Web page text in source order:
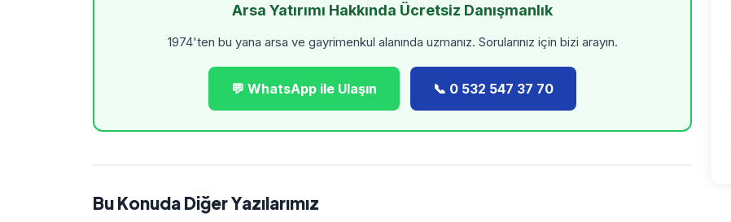
Arsa Yatırımı Hakkında Ücretsiz Danışmanlık
1974'ten bu yana arsa ve gayrimenkul alanında uzmanız. Sorularınız için bizi arayın.
💬 WhatsApp ile Ulaşın 📞 0 532 547 37 70
Bu Konuda Diğer Yazılarımız